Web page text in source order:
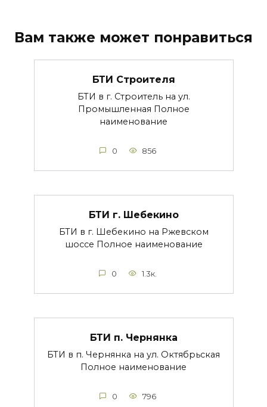
Вам также может понравиться
БТИ Строителя
БТИ в г. Строитель на ул.
Промышленная Полное
наименование
0 856
БТИ г. Шебекино
БТИ в г. Шебекино на Ржевском
шоссе Полное наименование
0 1.3к.
БТИ п. Чернянка
БТИ в п. Чернянка на ул. Октябрьская
Полное наименование
0 796